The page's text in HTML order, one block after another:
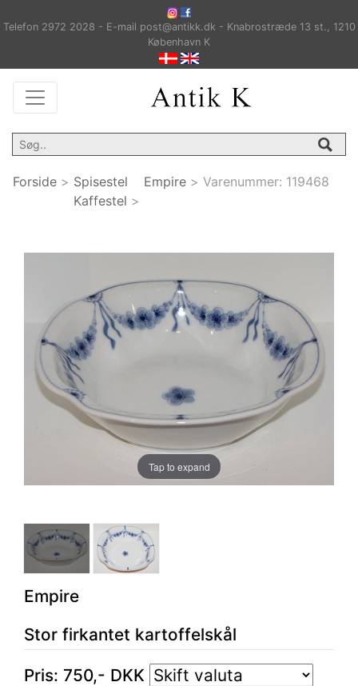
Telefon 2972 2028 - E-mail post@antikk.dk - Knabrostræde 13 st., 1210
København K
Forside > Spisestel
Kaffestel >
Empire > Varenummer: 119468
Tap to expand
Empire
Stor firkantet kartoffelskål
Pris: 750,- DKK